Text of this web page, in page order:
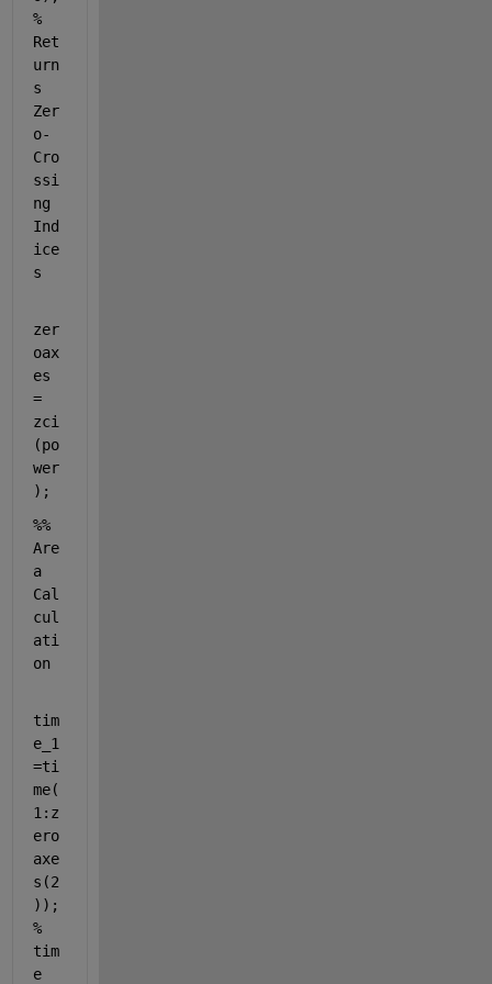
%
Ret
urn
s
Zer
o-
Cro
ssi
ng
Ind
ice
s
zer
oax
es
=
zci
(po
wer
);
%%
Are
a
Cal
cul
ati
on
tim
e_1
=ti
me(
1:z
ero
axe
s(2
%
tim
e